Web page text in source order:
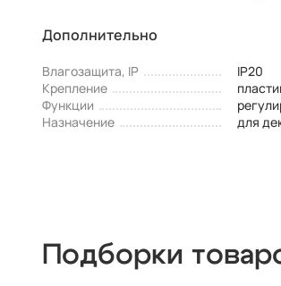
Дополнительно
Влагозащита, IP
IP20
Крепление
Функции
Назначение
для
Подборки